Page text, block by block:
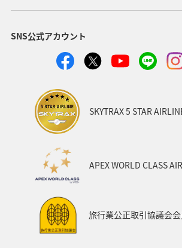
鹿児島県 趣味 旅アト 新潟
沖縄県 宮城県
三重県 札幌 お祭り
糸島
島根県 サイクリング
日本の歴史・文化・芸術
青森県 石川県
ブリ
SNS公式アカウント
SKYTRAX 5 STAR
APEX WORLD CLASS
旅行業公正取引協議会会